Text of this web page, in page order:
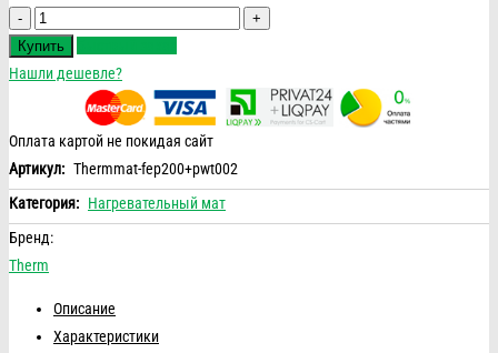
Количество
Купить
Нашли дешевле?
Оплата картой не покидая сайт
Артикул: Thermmat-fep200+pwt002
Категория: Нагревательный мат
Бренд:
Therm
Описание
Характеристики